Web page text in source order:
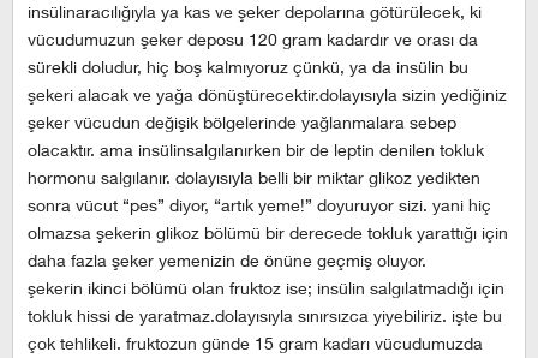
insülinaracılığıyla ya kas ve şeker depolarına götürülecek, ki
vücudumuzun şeker deposu 120 gram kadardır ve orası da
sürekli doludur, hiç boş kalmıyoruz çünkü, ya da insülin bu
şekeri alacak ve yağa dönüştürecektir.dolayısıyla sizin yediğiniz
şeker vücudun değişik bölgelerinde yağlanmalara sebep
olacaktır. ama insülinsalgılanırken bir de leptin denilen tokluk
hormonu salgılanır. dolayısıyla belli bir miktar glikoz yedikten
sonra vücut “pes” diyor, “artık yeme!” doyuruyor sizi. yani hiç
olmazsa şekerin glikoz bölümü bir derecede tokluk yarattığı için
daha fazla şeker yemenizin de önüne geçmiş oluyor.
şekerin ikinci bölümü olan fruktoz ise; insülin salgılatmadığı için
tokluk hissi de yaratmaz.dolayısıyla sınırsızca yiyebiliriz. işte bu
çok tehlikeli. fruktozun günde 15 gram kadarı vücudumuzda